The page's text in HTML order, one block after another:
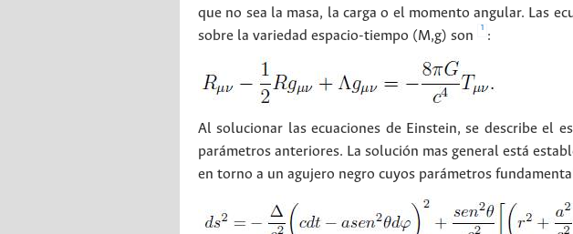
que no sea la masa, la carga o el momento angular. Las
sobre la variedad espacio-tiempo (M,g) son
1
:
Al solucionar las ecuaciones de Einstein, se describe el
parámetros anteriores. La solución mas general está
en torno a un agujero negro cuyos parámetros